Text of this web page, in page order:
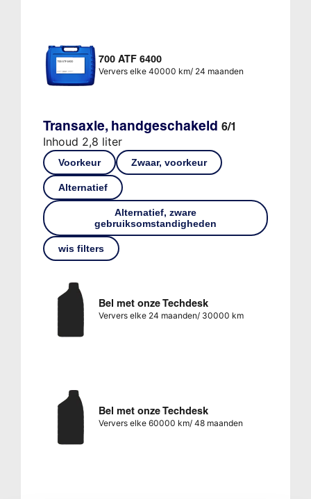
700 ATF 6400
Ververs elke 40000 km/ 24 maanden
Transaxle, handgeschakeld 6/1
Inhoud 2,8 liter
Voorkeur Zwaar, voorkeur
Alternatief
Alternatief, zware
gebruiksomstandigheden
wis filters
Bel met onze Techdesk
Ververs elke 24 maanden/ 30000 km
Bel met onze Techdesk
Ververs elke 60000 km/ 48 maanden